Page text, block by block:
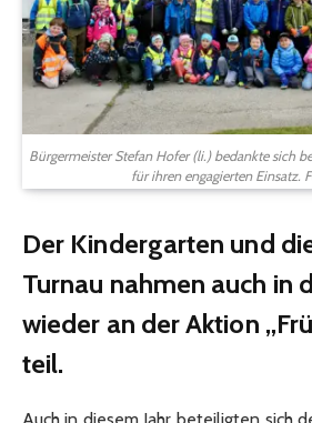
Bürgermeister Stefan Hofer (li.) bedankte sich
für ihren engagierten Einsatz.
Der Kindergarten und
Turnau nahmen auch in
wieder an der Aktion
teil.